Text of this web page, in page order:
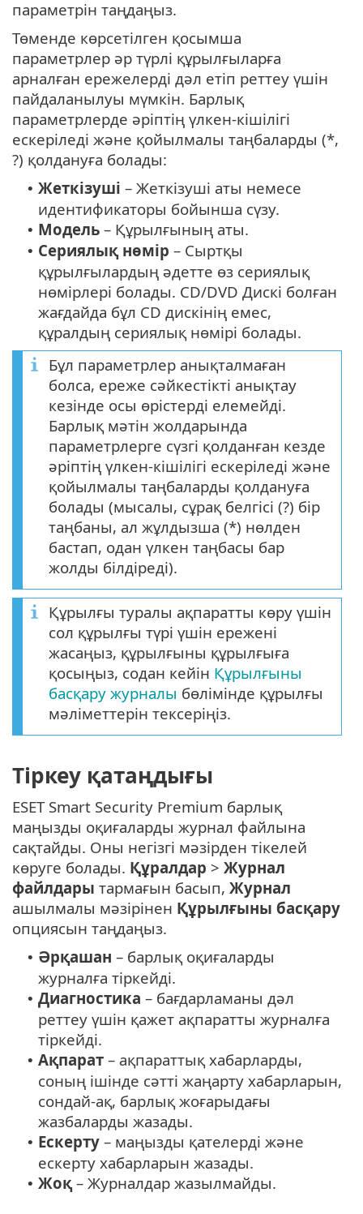
параметрін таңдаңыз.
Төменде көрсетілген қосымша
параметрлер әр түрлі құрылғыларға
арналған ережелерді дәл етіп реттеу үшін
пайдаланылуы мүмкін. Барлық
параметрлерде әріптің үлкен-кішілігі
ескеріледі және қойылмалы таңбаларды (*,
?) қолдануға болады:
• Жеткізуші – Жеткізуші аты немесе
идентификаторы бойынша сүзу.
• Модель – Құрылғының аты.
• Сериялық нөмір – Сыртқы
құрылғылардың әдетте өз сериялық
нөмірлері болады. CD/DVD Дискі болған
жағдайда бұл CD дискінің емес,
құралдың сериялық нөмірі болады.
Бұл параметрлер анықталмаған
болса, ереже сәйкестікті анықтау
кезінде осы өрістерді елемейді.
Барлық мәтін жолдарында
параметрлерге сүзгі қолданған кезде
әріптің үлкен-кішілігі ескеріледі және
қойылмалы таңбаларды қолдануға
болады (мысалы, сұрақ белгісі (?) бір
таңбаны, ал жұлдызша (*) нөлден
бастап, одан үлкен таңбасы бар
жолды білдіреді).
Құрылғы туралы ақпаратты көру үшін
сол құрылғы түрі үшін ережені
жасаңыз, құрылғыны құрылғыға
қосыңыз, содан кейін Құрылғыны
басқару журналы бөлімінде құрылғы
мәліметтерін тексеріңіз.
Тіркеу қатаңдығы
ESET Smart Security Premium барлық
маңызды оқиғаларды журнал файлына
сақтайды. Оны негізгі мәзірден тікелей
көруге болады. Құралдар > Журнал
файлдары тармағын басып, Журнал
ашылмалы мәзірінен Құрылғыны басқару
опциясын таңдаңыз.
• Әрқашан – барлық оқиғаларды
журналға тіркейді.
• Диагностика – бағдарламаны дәл
реттеу үшін қажет ақпаратты журналға
тіркейді.
• Ақпарат – ақпараттық хабарларды,
соның ішінде сәтті жаңарту хабарларын,
сондай-ақ, барлық жоғарыдағы
жазбаларды жазады.
• Ескерту – маңызды қателерді және
ескерту хабарларын жазады.
• Жоқ– Журналдар жазылмайды.